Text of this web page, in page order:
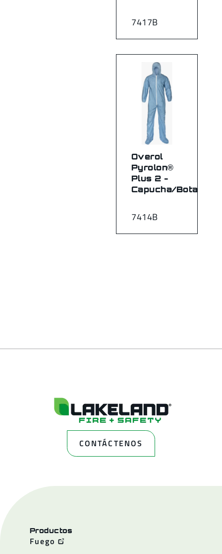
7417B
7414B
Overol
Pyrolon®
Plus 2 -
Capucha/Botas
CONTÁCTENOS
Productos
Fuego